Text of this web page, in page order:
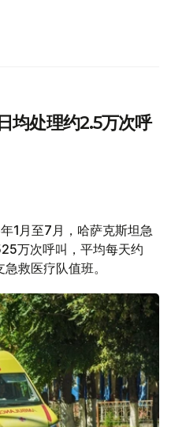
均处理约2.5万次呼
1月至7月，哈萨克斯坦急
万次呼叫，平均每天约
救医疗队值班。